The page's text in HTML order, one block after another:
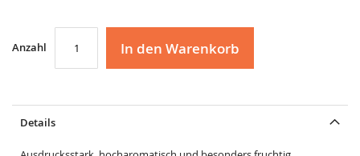
Anzahl In den Warenkorb
Details